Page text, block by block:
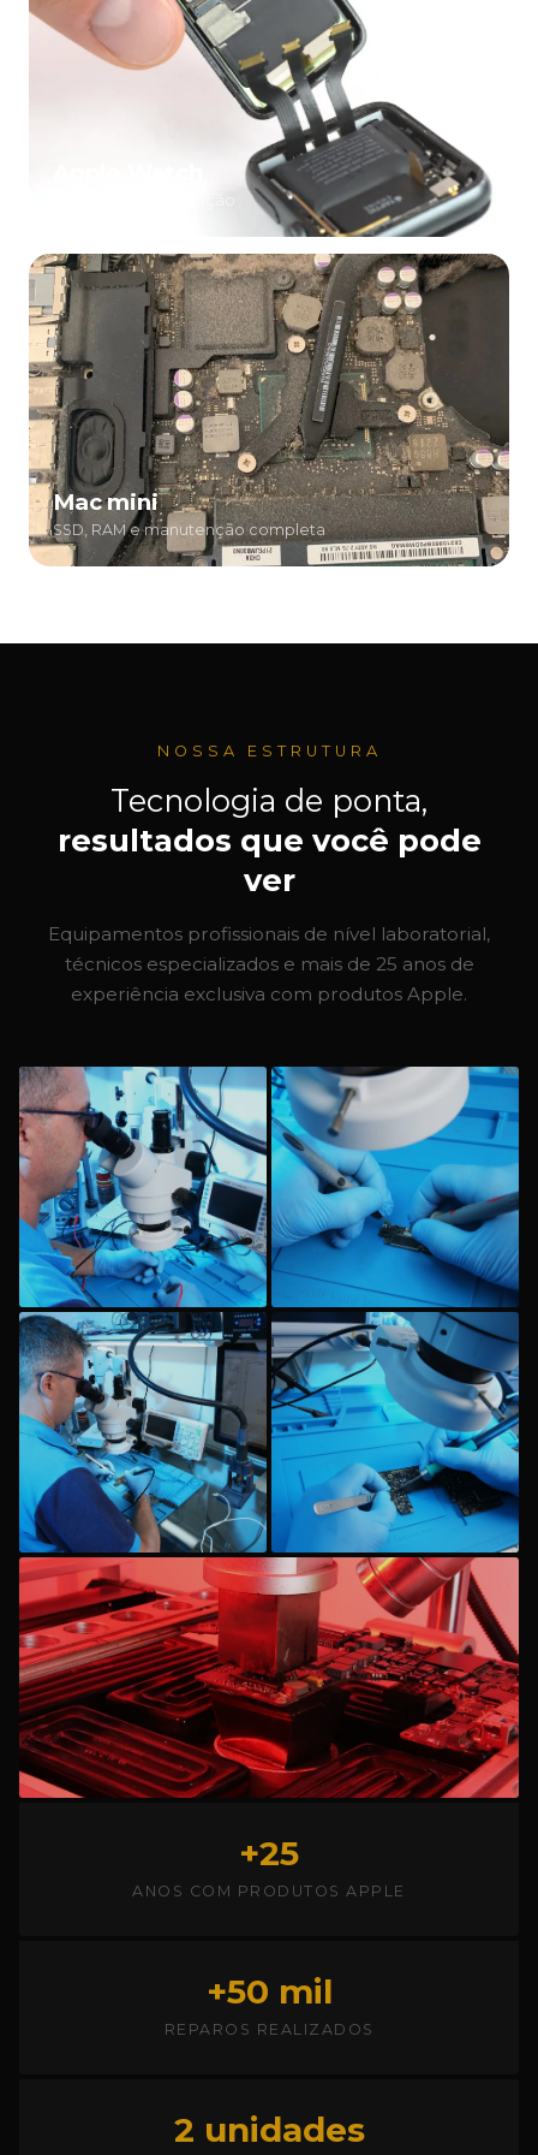
Mac mini
SSD, RAM e manutenção completa
NOSSA ESTRUTURA
Tecnologia de ponta,
resultados que você pode
ver
Equipamentos profissionais de nível laboratorial,
técnicos especializados e mais de 25 anos de
experiência exclusiva com produtos Apple.
+25
ANOS COM PRODUTOS APPLE
+50 mil
REPAROS REALIZADOS
2 unidades